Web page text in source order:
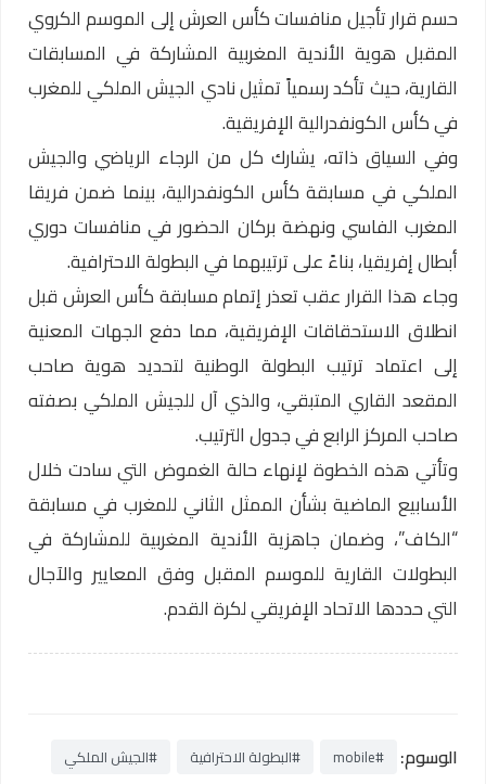
حسم قرار تأجيل منافسات كأس العرش إلى الموسم الكروي
المقبل هوية الأندية المغربية المشاركة في المسابقات
القارية، حيث تأكد رسمياً تمثيل نادي الجيش الملكي للمغرب
في كأس الكونفدرالية الإفريقية.
وفي السياق ذاته، يشارك كل من الرجاء الرياضي والجيش
الملكي في مسابقة كأس الكونفدرالية، بينما ضمن فريقا
المغرب الفاسي ونهضة بركان الحضور في منافسات دوري
أبطال إفريقيا، بناءً على ترتيبهما في البطولة الاحترافية.
وجاء هذا القرار عقب تعذر إتمام مسابقة كأس العرش قبل
انطلاق الاستحقاقات الإفريقية، مما دفع الجهات المعنية
إلى اعتماد ترتيب البطولة الوطنية لتحديد هوية صاحب
المقعد القاري المتبقي، والذي آل للجيش الملكي بصفته
صاحب المركز الرابع في جدول الترتيب.
وتأتي هذه الخطوة لإنهاء حالة الغموض التي سادت خلال
الأسابيع الماضية بشأن الممثل الثاني للمغرب في مسابقة
“الكاف”، وضمان جاهزية الأندية المغربية للمشاركة في
البطولات القارية للموسم المقبل وفق المعايير والآجال
التي حددها الاتحاد الإفريقي لكرة القدم.
الوسوم: #mobile #البطولة الاحترافية #الجيش الملكي